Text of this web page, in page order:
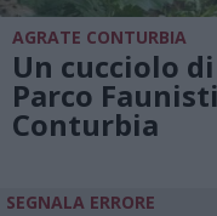
AGRATE CONTURBIA
Un cucciolo
Parco
Conturbia
SEGNALA ERRORE